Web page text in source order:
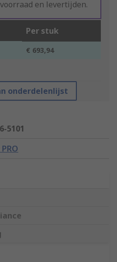
en levertijden.
Per stuk
€ 693,94
onderdelenlijst
5101
PRO